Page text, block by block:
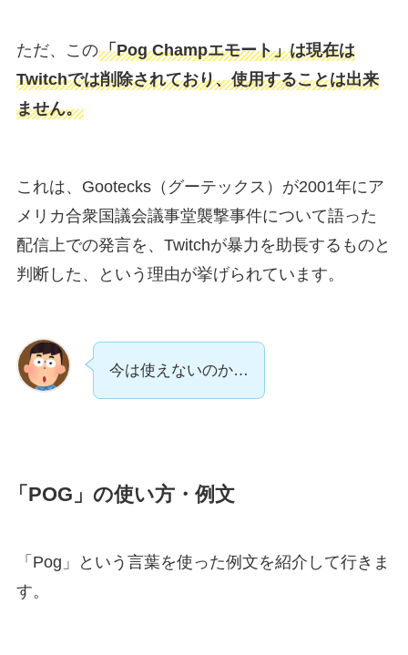
ただ、この「Pog Champエモート」は現在は
Twitchでは削除されており、使用することは出来
ません。
これは、Gootecks（グーテックス）が2001年にア
メリカ合衆国議会議事堂襲撃事件について語った
配信上での発言を、Twitchが暴力を助長するものと
判断した、という理由が挙げられています。
今は使えないのか…
「 POG 」の使い方・例文
「Pog」という言葉を使った例文を紹介して行きま
す。